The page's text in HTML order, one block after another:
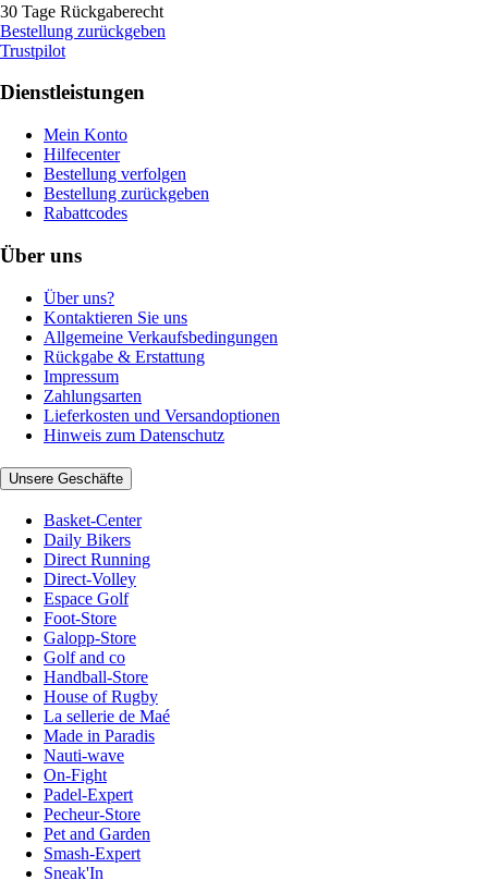
30 Tage Rückgaberecht
Bestellung zurückgeben
Trustpilot
Dienstleistungen
Mein Konto
Hilfecenter
Bestellung verfolgen
Bestellung zurückgeben
Rabattcodes
Über uns
Über uns?
Kontaktieren Sie uns
Allgemeine Verkaufsbedingungen
Rückgabe & Erstattung
Impressum
Zahlungsarten
Lieferkosten und Versandoptionen
Hinweis zum Datenschutz
Unsere Geschäfte
Basket-Center
Daily Bikers
Direct Running
Direct-Volley
Espace Golf
Foot-Store
Galopp-Store
Golf and co
Handball-Store
House of Rugby
La sellerie de Maé
Made in Paradis
Nauti-wave
On-Fight
Padel-Expert
Pecheur-Store
Pet and Garden
Smash-Expert
Sneak'In